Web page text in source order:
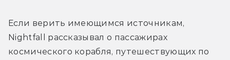
Если верить имеющимся источникам,
Nightfall рассказывал о пассажирах
космического корабля, путешествующих по